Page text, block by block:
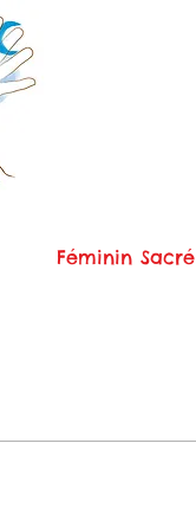
Féminin Sacré